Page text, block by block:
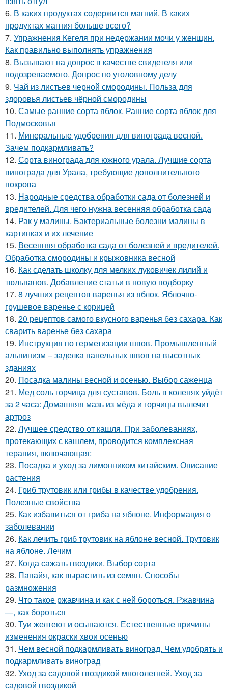
6. В каких продуктах содержится магний. В каких
продуктах магния больше всего?
7. Упражнения Кегеля при недержании мочи у женщин.
Как правильно выполнять упражнения
8. Вызывают на допрос в качестве свидетеля или
подозреваемого. Допрос по уголовному делу
9. Чай из листьев черной смородины. Польза для
здоровья листьев чёрной смородины
10. Самые ранние сорта яблок. Ранние сорта яблок для
Подмосковья
11. Минеральные удобрения для винограда весной.
Зачем подкармливать?
12. Сорта винограда для южного урала. Лучшие сорта
винограда для Урала, требующие дополнительного
покрова
13. Народные средства обработки сада от болезней и
вредителей. Для чего нужна весенняя обработка сада
14. Рак у малины. Бактериальные болезни малины в
картинках и их лечение
15. Весенняя обработка сада от болезней и вредителей.
Обработка смородины и крыжовника весной
16. Как сделать школку для мелких луковичек лилий и
тюльпанов. Добавление статьи в новую подборку
17. 8 лучших рецептов варенья из яблок. Яблочно-
грушевое варенье с корицей
18. 20 рецептов самого вкусного варенья без сахара. Как
сварить варенье без сахара
19. Инструкция по герметизации швов. Промышленный
альпинизм – заделка панельных швов на высотных
зданиях
20. Посадка малины весной и осенью. Выбор саженца
21. Мед соль горчица для суставов. Боль в коленях уйдёт
за 2 часа: Домашняя мазь из мёда и горчицы вылечит
артроз
22. Лучшее средство от кашля. При заболеваниях,
протекающих с кашлем, проводится комплексная
терапия, включающая:
23. Посадка и уход за лимонником китайским. Описание
растения
24. Гриб трутовик или грибы в качестве удобрения.
Полезные свойства
25. Как избавиться от гриба на яблоне. Информация о
заболевании
26. Как лечить гриб трутовик на яблоне весной. Трутовик
на яблоне. Лечим
27. Когда сажать гвоздики. Выбор сорта
28. Папайя, как вырастить из семян. Способы
размножения
29. Что такое ржавчина и как с ней бороться. Ржавчина
—, как бороться
30. Туи желтеют и осыпаются. Естественные причины
изменения окраски хвои осенью
31. Чем весной подкармливать виноград. Чем удобрять и
подкармливать виноград
32. Уход за садовой гвоздикой многолетней. Уход за
садовой гвоздикой